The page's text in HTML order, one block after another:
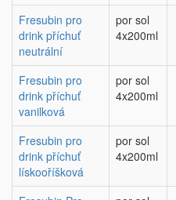
Fresubin pro
drink příchuť
neutrální
por sol
4x200ml
Fresubin pro
drink příchuť
vanilková
por sol
4x200ml
Fresubin pro
drink příchuť
lískooříšková
por sol
4x200ml